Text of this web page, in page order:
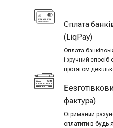
Оплата
(LiqPay)
Оплата
і зручний спосіб
протягом
фактура)
Отриманий
оплатити в будь-